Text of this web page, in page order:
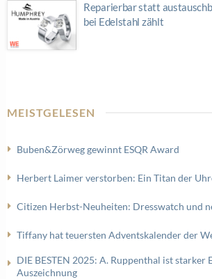
Reparierbar statt
bei Edelstahl zählt
MEISTGELESEN
Buben&Zörweg gewinnt ESQR Award
Herbert Laimer verstorben: Ein Titan der
Citizen Herbst-Neuheiten: Dresswatch und
Tiffany hat teuersten Adventskalender der
DIE BESTEN 2025: A. Ruppenthal ist
Auszeichnung